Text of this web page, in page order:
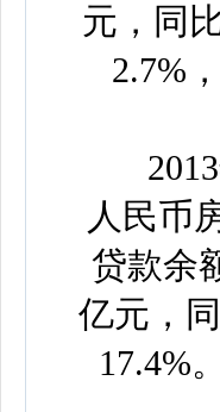
元，同
2.7%
2013
人民币
贷款余
亿元，
17.4%